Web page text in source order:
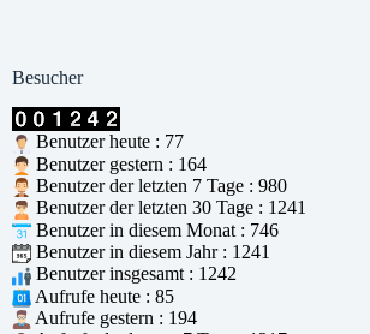
Besucher
Benutzer heute : 77
Benutzer gestern : 164
Benutzer der letzten 7 Tage : 980
Benutzer der letzten 30 Tage : 1241
Benutzer in diesem Monat : 746
Benutzer in diesem Jahr : 1241
Benutzer insgesamt : 1242
Aufrufe heute : 85
Aufrufe gestern : 194